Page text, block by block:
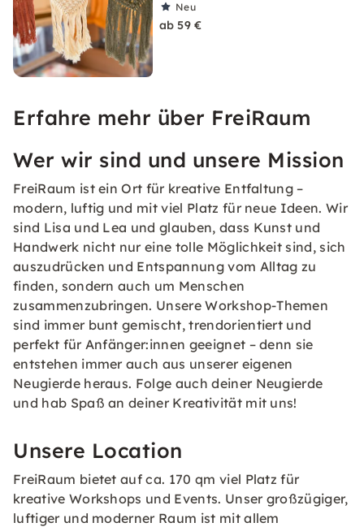
Neu
ab 59 €
Erfahre mehr über FreiRaum
Wer wir sind und unsere Mission
FreiRaum ist ein Ort für kreative Entfaltung –
modern, luftig und mit viel Platz für neue Ideen. Wir
sind Lisa und Lea und glauben, dass Kunst und
Handwerk nicht nur eine tolle Möglichkeit sind, sich
auszudrücken und Entspannung vom Alltag zu
finden, sondern auch um Menschen
zusammenzubringen. Unsere Workshop-Themen
sind immer bunt gemischt, trendorientiert und
perfekt für Anfänger:innen geeignet – denn sie
entstehen immer auch aus unserer eigenen
Neugierde heraus. Folge auch deiner Neugierde
und hab Spaß an deiner Kreativität mit uns!
Unsere Location
FreiRaum bietet auf ca. 170 qm viel Platz für
kreative Workshops und Events. Unser großzügiger,
luftiger und moderner Raum ist mit allem